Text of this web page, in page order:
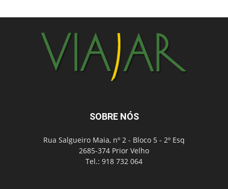
SOBRE NÓS
Rua Salgueiro Maia, nº 2 - Bloco 5 - 2º Esq
2685-374 Prior Velho
Tel.: 918 732 064